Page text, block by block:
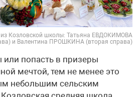
из Козловской школы: Татьяна ЕВДОКИМОВА
и Валентина ПРОШКИНА (вторая справа)
попасть в призеры
мечтой, тем не менее это
небольшим сельским